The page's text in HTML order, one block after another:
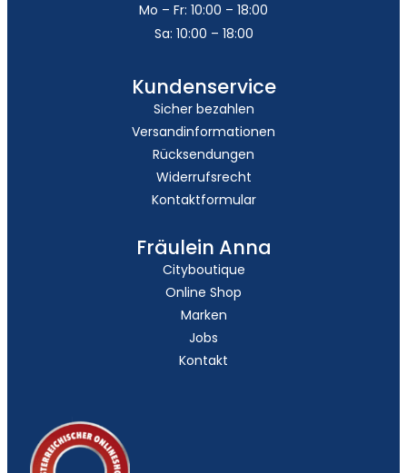
Mo – Fr: 10:00 – 18:00
Sa: 10:00 – 18:00
Kundenservice
Sicher bezahlen
Versandinformationen
Rücksendungen
Widerrufsrecht
Kontaktformular
Fräulein Anna
Cityboutique
Online Shop
Marken
Jobs
Kontakt